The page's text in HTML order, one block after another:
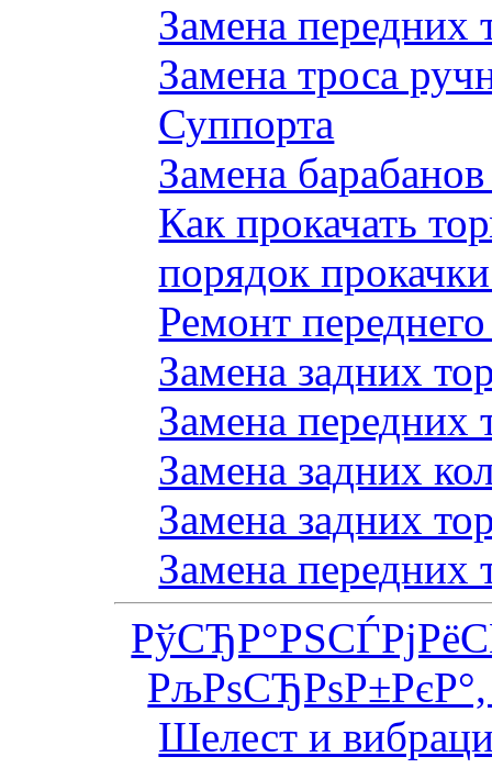
Замена передних
Замена троса
Суппорта
Замена
Как прокачать
порядок
Ремонт
Замена задних
Замена передних
Замена задних
Замена задних
Замена передних
Шелест и